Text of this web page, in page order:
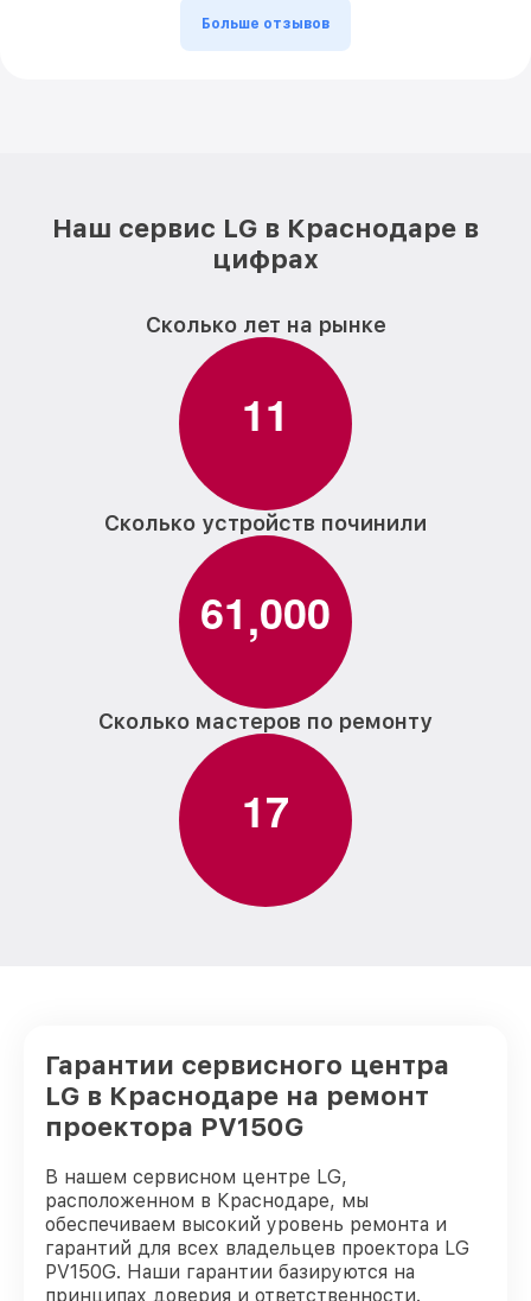
Больше отзывов
Наш сервис LG в Краснодаре в
цифрах
Сколько лет на рынке
11
Сколько устройств починили
61,000
Сколько мастеров по ремонту
17
Гарантии сервисного центра
LG в Краснодаре на ремонт
проектора PV150G
В нашем сервисном центре LG,
расположенном в Краснодаре, мы
обеспечиваем высокий уровень ремонта и
гарантий для всех владельцев проектора LG
PV150G. Наши гарантии базируются на
принципах доверия и ответственности.